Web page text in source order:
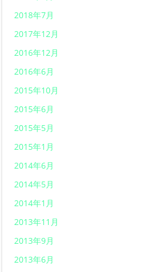
2018年7月
2017年12月
2016年12月
2016年6月
2015年10月
2015年6月
2015年5月
2015年1月
2014年6月
2014年5月
2014年1月
2013年11月
2013年9月
2013年6月